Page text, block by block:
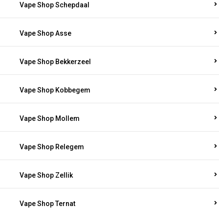
Vape Shop Schepdaal
Vape Shop Asse
Vape Shop Bekkerzeel
Vape Shop Kobbegem
Vape Shop Mollem
Vape Shop Relegem
Vape Shop Zellik
Vape Shop Ternat